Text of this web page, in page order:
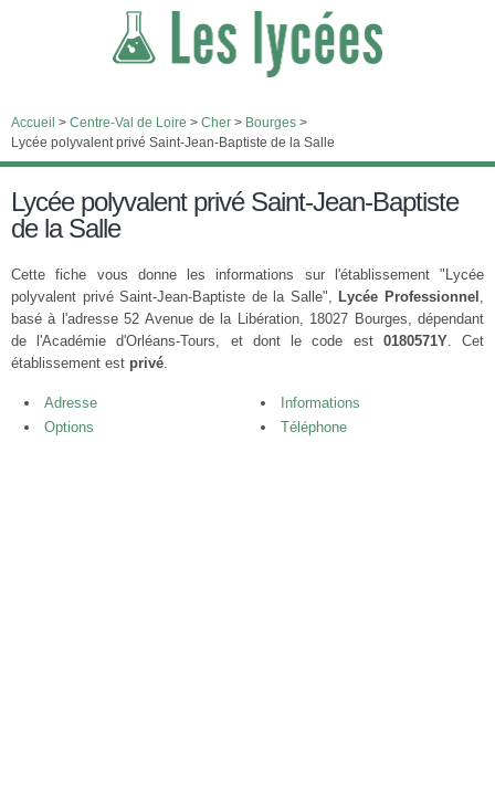
Accueil > Centre-Val de Loire > Cher > Bourges >
Lycée polyvalent privé Saint-Jean-Baptiste de la Salle
Lycée polyvalent privé Saint-Jean-Baptiste
de la Salle
Cette fiche vous donne les informations sur l'établissement "Lycée
polyvalent privé Saint-Jean-Baptiste de la Salle", Lycée Professionnel ,
basé à l'adresse 52 Avenue de la Libération, 18027 Bourges, dépendant
de l'Académie d'Orléans-Tours, et dont le code est 0180571Y. Cet
établissement est privé.
Adresse
Informations
Options
Téléphone